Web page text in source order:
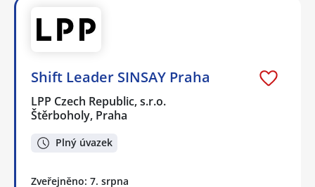
Shift Leader SINSAY Praha
LPP Czech Republic, s.r.o.
Štěrboholy, Praha
Plný úvazek
Zveřejněno: 7. srpna